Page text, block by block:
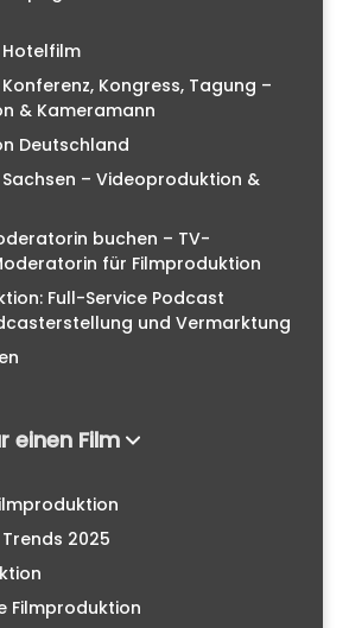
Kongress, Tagung –
& Kameramann
Deutschland
– Videoproduktion &
buchen – TV-
für Filmproduktion
Full-Service Podcast
und Vermarktung
einen Film
2025
Filmproduktion